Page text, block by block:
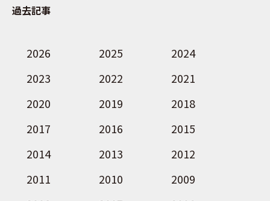
過去記事
2026 2025
2024
2023
2022
2021
2020
2019
2018
2017
2016
2015
2014
2013
2012
2011
2010
2009